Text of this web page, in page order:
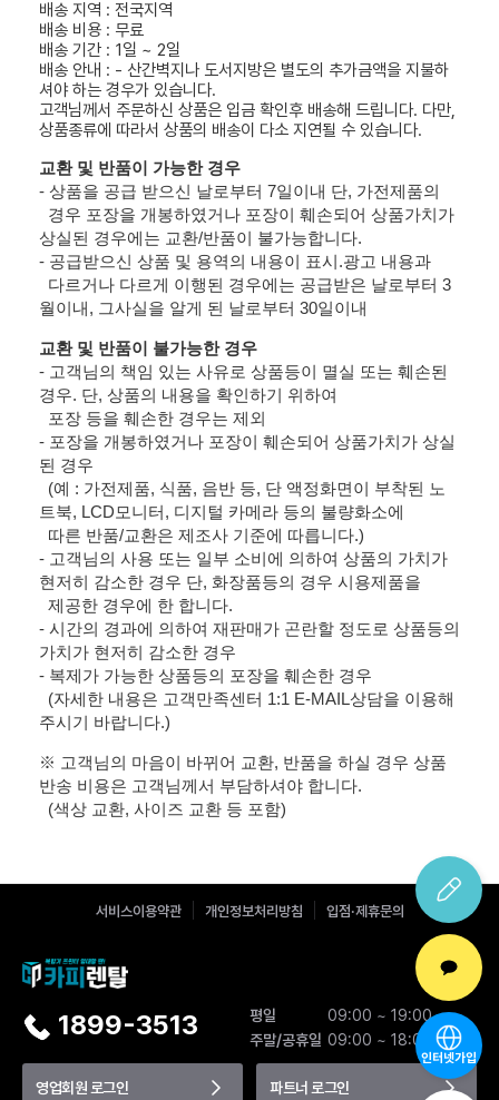
배송 지역 : 전국지역
배송 비용 : 무료
배송 기간 : 1일 ~ 2일
배송 안내 : - 산간벽지나 도서지방은 별도의 추가금액을 지불하
셔야 하는 경우가 있습니다.
고객님께서 주문하신 상품은 입금 확인후 배송해 드립니다. 다만,
상품종류에 따라서 상품의 배송이 다소 지연될 수 있습니다.
교환 및 반품이 가능한 경우
- 상품을 공급 받으신 날로부터 7일이내 단, 가전제품의
경우 포장을 개봉하였거나 포장이 훼손되어 상품가치가
상실된 경우에는 교환/반품이 불가능합니다.
- 공급받으신 상품 및 용역의 내용이 표시.광고 내용과
다르거나 다르게 이행된 경우에는 공급받은 날로부터 3
월이내, 그사실을 알게 된 날로부터 30일이내
교환 및 반품이 불가능한 경우
- 고객님의 책임 있는 사유로 상품등이 멸실 또는 훼손된
경우. 단, 상품의 내용을 확인하기 위하여
포장 등을 훼손한 경우는 제외
- 포장을 개봉하였거나 포장이 훼손되어 상품가치가 상실
된 경우
(예 : 가전제품, 식품, 음반 등, 단 액정화면이 부착된 노
트북, LCD모니터, 디지털 카메라 등의 불량화소에
따른 반품/교환은 제조사 기준에 따릅니다.)
- 고객님의 사용 또는 일부 소비에 의하여 상품의 가치가
현저히 감소한 경우 단, 화장품등의 경우 시용제품을
제공한 경우에 한 합니다.
- 시간의 경과에 의하여 재판매가 곤란할 정도로 상품등의
가치가 현저히 감소한 경우
- 복제가 가능한 상품등의 포장을 훼손한 경우
(자세한 내용은 고객만족센터 1:1 E-MAIL상담을 이용해
주시기 바랍니다.)
※ 고객님의 마음이 바뀌어 교환, 반품을 하실 경우 상품
반송 비용은 고객님께서 부담하셔야 합니다.
(색상 교환, 사이즈 교환 등 포함)
서비스이용약관 개인정보처리방침 입점·제휴문의
1899-3513 평일
09:00 ~ 19:00
주말/공휴일 09:00 ~ 18:00
영업회원 로그인 파트너 로그인
인터넷가입